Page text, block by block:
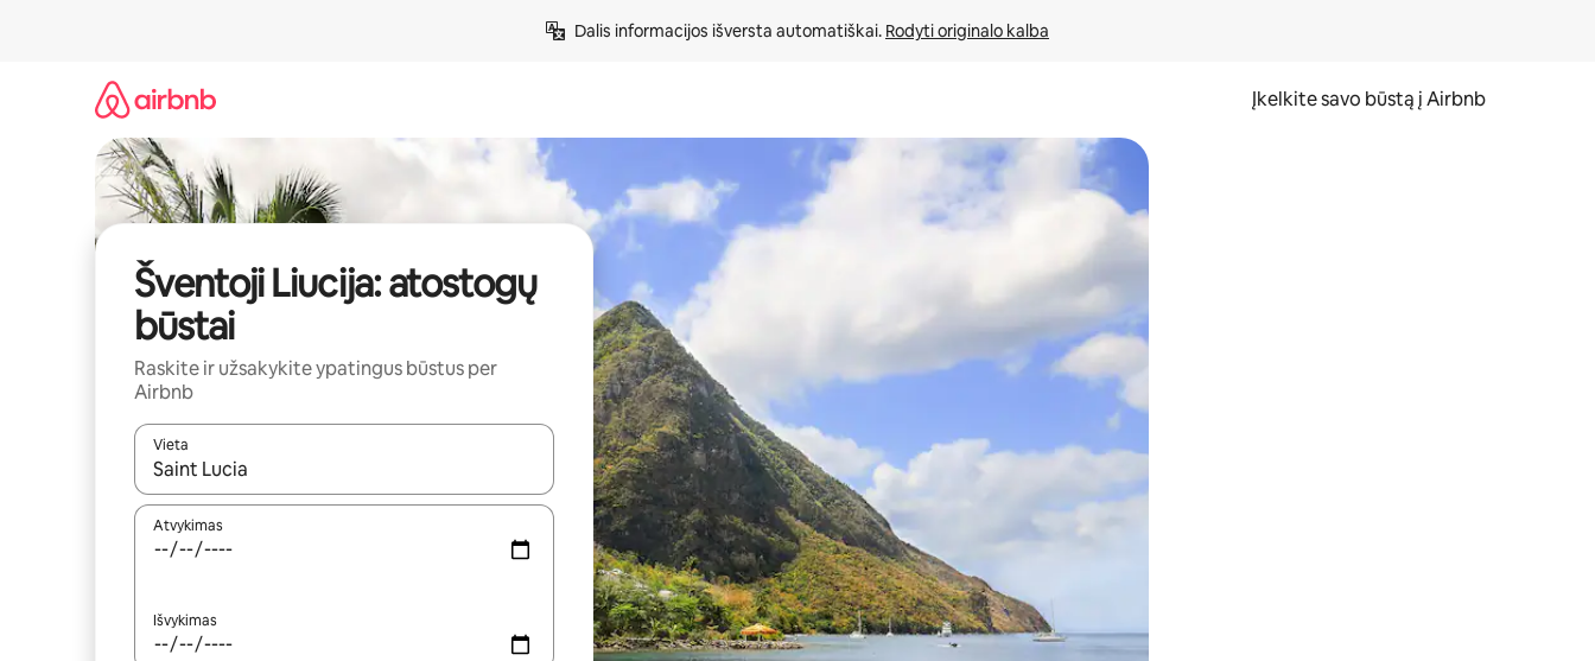
Dalis informacijos išversta automatiškai. Rodyti originalo kalba
Įkelkite savo būstą į Airbnb
Šventoji Liucija: atostogų
būstai
Raskite ir užsakykite ypatingus būstus per
Airbnb
Vieta
Kai pasirodys paieškos rezultatai, juos naršyti galite naudodami rodykles aukštyn ir žemyn arba liesdami ir braukdami per ekraną.
Atvykimas
Išvykimas